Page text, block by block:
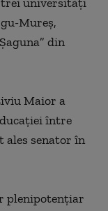
Mureş,
din
Maior a
între
ales senator în
plenipotenţiar